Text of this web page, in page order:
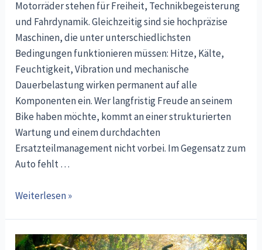
Motorräder stehen für Freiheit, Technikbegeisterung
und Fahrdynamik. Gleichzeitig sind sie hochpräzise
Maschinen, die unter unterschiedlichsten
Bedingungen funktionieren müssen: Hitze, Kälte,
Feuchtigkeit, Vibration und mechanische
Dauerbelastung wirken permanent auf alle
Komponenten ein. Wer langfristig Freude an seinem
Bike haben möchte, kommt an einer strukturierten
Wartung und einem durchdachten
Ersatzteilmanagement nicht vorbei. Im Gegensatz zum
Auto fehlt …
Motorrad-
Ersatzteilmanagement:
Weiterlesen »